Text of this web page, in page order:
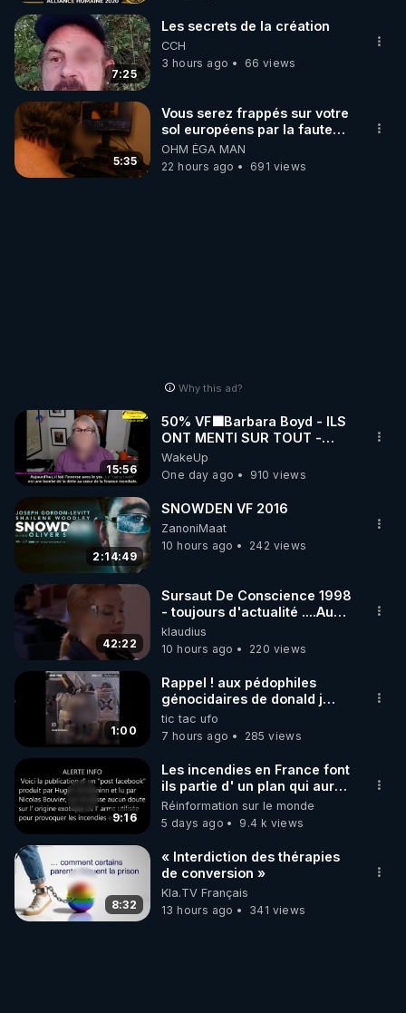
7:25
Les secrets de la création
CCH
3 hours ago
66 views
5:35
Vous serez frappés sur votre
sol européens par la faute
des dirigeants qui s'en
mettent dans le nez
OHM ÉGA MAN
22 hours ago
691 views
Why this ad?
15:56
50% VF🟩Barbara Boyd - ILS
ONT MENTI SUR TOUT -
Jocelyne Traduction
WakeUp
One day ago
910 views
2:14:49
SNOWDEN VF 2016
ZanoniMaat
10 hours ago
242 views
42:22
Sursaut De Conscience 1998
- toujours d'actualité ....Au
Dela Du Réel
klaudius
10 hours ago
220 views
1:00
Rappel ! aux pédophiles
génocidaires de donald j
trump et ses supporters
trumpistes 424et 666.
tic tac ufo
7 hours ago
285 views
9:16
Les incendies en France font
ils partie d' un plan qui aurait
débuté le 11 septembre 2001
?
Réinformation sur le monde
5 days ago
9.4 k views
8:32
« Interdiction des thérapies
de conversion »
Kla.TV Français
13 hours ago
341 views